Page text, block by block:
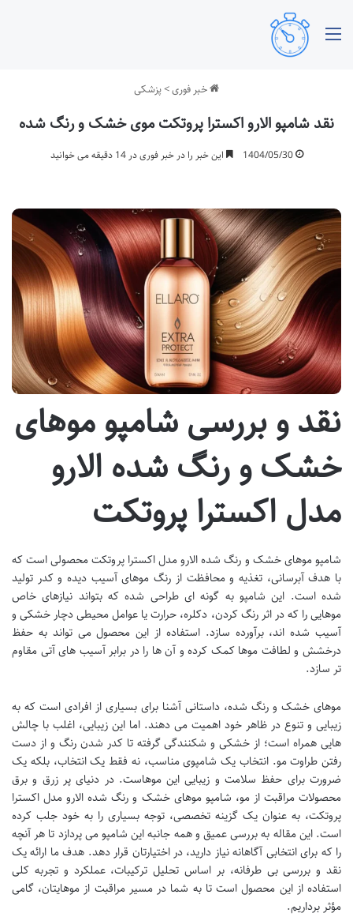
خبر فوری>پزشکی
نقد شامپو الارو اکسترا پروتکت موی خشک و رنگ شده
1404/05/30 این خبر را در خبر فوری در 14 دقیقه می خوانید
نقد و بررسی شامپو موهای
خشک و رنگ شده الارو
مدل اکسترا پروتکت
شامپو موهای خشک و رنگ شده الارو مدل اکسترا پروتکت محصولی است که
با هدف آبرسانی، تغذیه و محافظت از رنگ موهای آسیب دیده و کدر تولید
شده است. این شامپو به گونه ای طراحی شده که بتواند نیازهای خاص
موهایی را که در اثر رنگ کردن، دکلره، حرارت یا عوامل محیطی دچار خشکی و
آسیب شده اند، برآورده سازد. استفاده از این محصول می تواند به حفظ
درخشش و لطافت موها کمک کرده و آن ها را در برابر آسیب های آتی مقاوم
تر سازد.
موهای خشک و رنگ شده، داستانی آشنا برای بسیاری از افرادی است که به
زیبایی و تنوع در ظاهر خود اهمیت می دهند. اما این زیبایی، اغلب با چالش
هایی همراه است؛ از خشکی و شکنندگی گرفته تا کدر شدن رنگ و از دست
رفتن طراوت مو. انتخاب یک شامپوی مناسب، نه فقط یک انتخاب، بلکه یک
ضرورت برای حفظ سلامت و زیبایی این موهاست. در دنیای پر زرق و برق
محصولات مراقبت از مو، شامپو موهای خشک و رنگ شده الارو مدل اکسترا
پروتکت، به عنوان یک گزینه تخصصی، توجه بسیاری را به خود جلب کرده
است. این مقاله به بررسی عمیق و همه جانبه این شامپو می پردازد تا هر آنچه
را که برای انتخابی آگاهانه نیاز دارید، در اختیارتان قرار دهد. هدف ما ارائه یک
نقد و بررسی بی طرفانه، بر اساس تحلیل ترکیبات، عملکرد و تجربه کلی
استفاده از این محصول است تا به شما در مسیر مراقبت از موهایتان، گامی
مؤثر برداریم.